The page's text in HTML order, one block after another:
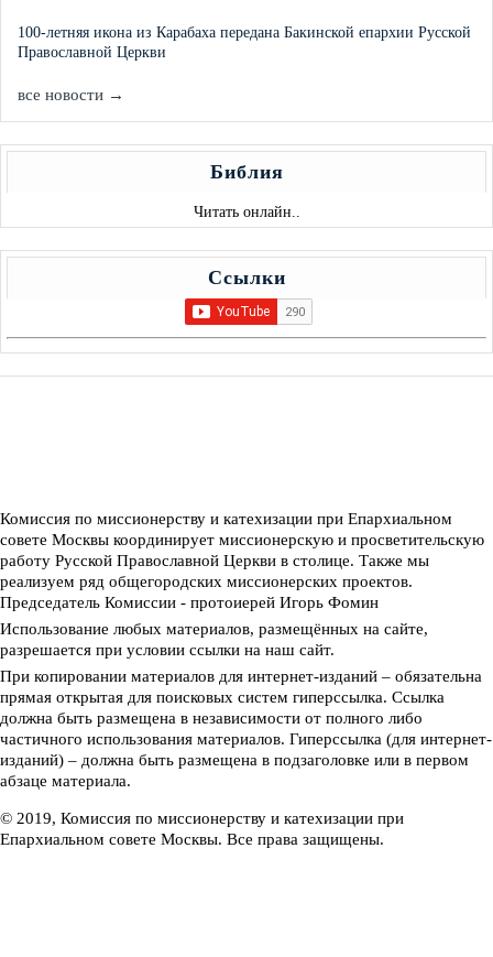
100-летняя икона из Карабаха передана Бакинской епархии Русской
Православной Церкви
все новости →
Библия
Читать онлайн..
Ссылки
Комиссия по миссионерству и катехизации при Епархиальном
совете Москвы координирует миссионерскую и просветительскую
работу Русской Православной Церкви в столице. Также мы
реализуем ряд общегородских миссионерских проектов.
Председатель Комиссии - протоиерей Игорь Фомин
Использование любых материалов, размещённых на сайте,
разрешается при условии ссылки на наш сайт.
При копировании материалов для интернет-изданий – обязательна
прямая открытая для поисковых систем гиперссылка. Ссылка
должна быть размещена в независимости от полного либо
частичного использования материалов. Гиперссылка (для интернет-
изданий) – должна быть размещена в подзаголовке или в первом
абзаце материала.
© 2019, Комиссия по миссионерству и катехизации при
Епархиальном совете Москвы. Все права защищены.